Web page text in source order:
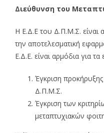
Διεύθυνση του
Η Ε.Δ.Ε του Δ.Π.Μ.Σ. είναι
την αποτελεσματική
Ε.Δ.Ε. είναι αρμόδια για τα
Έγκριση προκήρυξης
Δ.Π.Μ.Σ.
Έγκριση των
μεταπτυχιακών